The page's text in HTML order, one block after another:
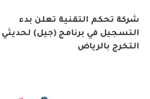
شركة تحكم التقنية تعلن بدء
التسجيل في برنامج (جيل) لحديثي
التخرج بالرياض